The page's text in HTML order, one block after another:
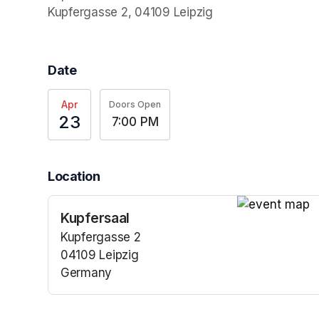
Kupfergasse 2, 04109 Leipzig
Date
Apr
23
Doors Open
7:00 PM
Location
Kupfersaal
Kupfergasse 2
04109 Leipzig
Germany
(opens in a new tab)